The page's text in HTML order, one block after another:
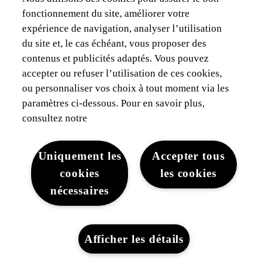
Assurances & Financement
Découvrez Lexus
Mentions Légales
Mentions légalesCookies du site WLTP Vie privée
Lexus-Belgique © 2026
fonctionnement du site, améliorer votre
expérience de navigation, analyser l’utilisation
du site et, le cas échéant, vous proposer des
contenus et publicités adaptés. Vous pouvez
accepter ou refuser l’utilisation de ces cookies,
ou personnaliser vos choix à tout moment via les
paramètres ci-dessous. Pour en savoir plus,
consultez notre
Accepter tous
les cookies
Uniquement les
cookies
nécessaires
Afficher les détails